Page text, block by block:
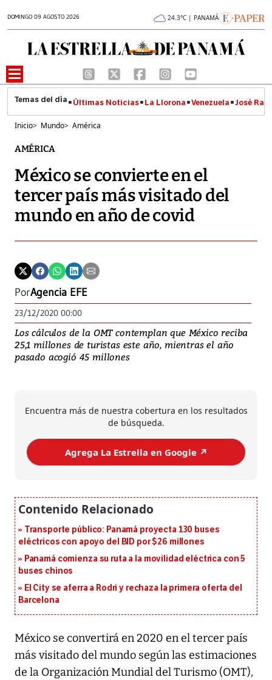
DOMINGO 09 AGOSTO 2026 24.3°C | PANAMÁ
Últimas Noticias La Llorona Venezuela José
Inicio> Mundo> América
AMÉRICA
México se convierte en el
tercer país más visitado del
mundo en año de covid
PorAgencia EFE
23/12/2020 00:00
Los cálculos de la OMT contemplan que México reciba
25,1 millones de turistas este año, mientras el año
pasado acogió 45 millones
Encuentra más de nuestra cobertura en los resultados
de búsqueda.
Agrega La Estrella en Google ↗️
Transporte público: Panamá proyecta 130 buses
eléctricos con apoyo del BID por $26 millones
Panamá comienza su ruta a la movilidad eléctrica con 5
buses chinos
El City se aferra a Rodri y rechaza la primera oferta del
Barcelona
México se convertirá en 2020 en el tercer país
más visitado del mundo según las estimaciones
de la Organización Mundial del Turismo (OMT),